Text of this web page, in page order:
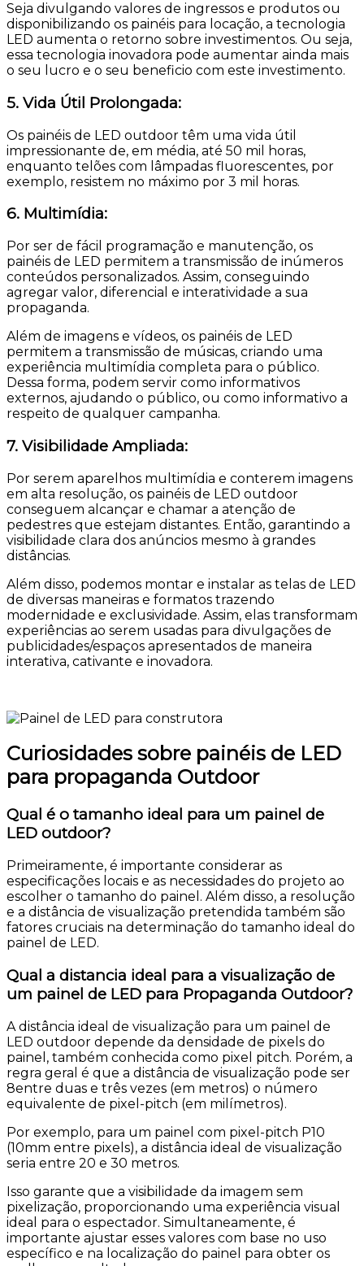
Seja divulgando valores de ingressos e produtos ou
disponibilizando os painéis para locação, a tecnologia
LED aumenta o retorno sobre investimentos. Ou seja,
essa tecnologia inovadora pode aumentar ainda mais
o seu lucro e o seu beneficio com este investimento.
5. Vida Útil Prolongada:
Os painéis de LED outdoor têm uma vida útil
impressionante de, em média, até 50 mil horas,
enquanto telões com lâmpadas fluorescentes, por
exemplo, resistem no máximo por 3 mil horas.
6. Multimídia:
Por ser de fácil programação e manutenção, os
painéis de LED permitem a transmissão de inúmeros
conteúdos personalizados. Assim, conseguindo
agregar valor, diferencial e interatividade a sua
propaganda.
Além de imagens e vídeos, os painéis de LED
permitem a transmissão de músicas, criando uma
experiência multimídia completa para o público.
Dessa forma, podem servir como informativos
externos, ajudando o público, ou como informativo a
respeito de qualquer campanha.
7. Visibilidade Ampliada:
Por serem aparelhos multimídia e conterem imagens
em alta resolução, os painéis de LED outdoor
conseguem alcançar e chamar a atenção de
pedestres que estejam distantes. Então, garantindo a
visibilidade clara dos anúncios mesmo à grandes
distâncias.
Além disso, podemos montar e instalar as telas de LED
de diversas maneiras e formatos trazendo
modernidade e exclusividade. Assim, elas transformam
experiências ao serem usadas para divulgações de
publicidades/espaços apresentados de maneira
interativa, cativante e inovadora.
Curiosidades sobre painéis de LED
para propaganda Outdoor
Qual é o tamanho ideal para um painel de
LED outdoor?
Primeiramente, é importante considerar as
especificações locais e as necessidades do projeto ao
escolher o tamanho do painel. Além disso, a resolução
e a distância de visualização pretendida também são
fatores cruciais na determinação do tamanho ideal do
painel de LED.
Qual a distancia ideal para a visualização de
um painel de LED para Propaganda Outdoor?
A distância ideal de visualização para um painel de
LED outdoor depende da densidade de pixels do
painel, também conhecida como pixel pitch. Porém, a
regra geral é que a distância de visualização pode ser
8entre duas e três vezes (em metros) o número
equivalente de pixel-pitch (em milímetros).
Por exemplo, para um painel com pixel-pitch P10
(10mm entre pixels), a distância ideal de visualização
seria entre 20 e 30 metros.
Isso garante que a visibilidade da imagem sem
pixelização, proporcionando uma experiência visual
ideal para o espectador. Simultaneamente, é
importante ajustar esses valores com base no uso
específico e na localização do painel para obter os